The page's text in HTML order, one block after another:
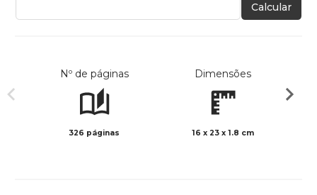
Calcular
Nº de páginas
326 páginas
Dimensões
16 x 23 x 1.8 cm